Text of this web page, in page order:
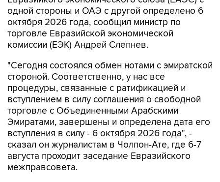
одной стороны и ОАЭ с другой определено 6
октября 2026 года, сообщил министр по
торговле Евразийской экономической
комиссии (ЕЭК) Андрей Слепнев.
"Сегодня состоялся обмен нотами с эмиратской
стороной. Соответственно, у нас все
процедуры, связанные с ратификацией и
вступлением в силу соглашения о свободной
торговле с Объединенными Арабскими
Эмиратами, завершены и определена дата его
вступления в силу - 6 октября 2026 года", -
сказал он журналистам в Чолпон-Ате, где 6-7
августа проходит заседание Евразийского
межправсовета.